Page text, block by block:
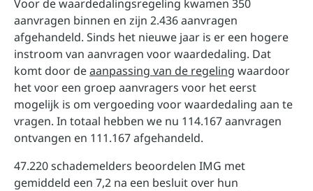
Voor de waardedalingsregeling kwamen 350
aanvragen binnen en zijn 2.436 aanvragen
afgehandeld. Sinds het nieuwe jaar is er een hogere
instroom van aanvragen voor waardedaling. Dat
komt door deaanpassing van de regeling waardoor
het voor een groep aanvragers voor het eerst
mogelijk is om vergoeding voor waardedaling aan te
vragen. In totaal hebben we nu 114.167 aanvragen
ontvangen en 111.167 afgehandeld.
47.220 schademelders beoordelen IMG met
gemiddeld een 7,2 na een besluit over hun